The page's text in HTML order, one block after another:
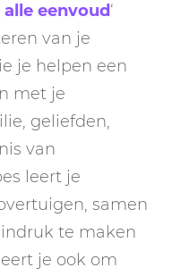
eenvoud‘
van je
je helpen een
met je
geliefden,
van
leert je
samen
te maken
je ook om